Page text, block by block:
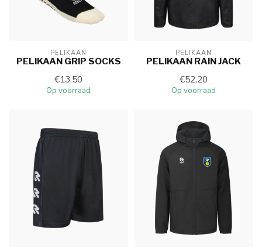
PELIKAAN
PELIKAAN GRIP SOCKS
€13,50
Op voorraad
PELIKAAN
PELIKAAN RAIN JACK
€52,20
Op voorraad